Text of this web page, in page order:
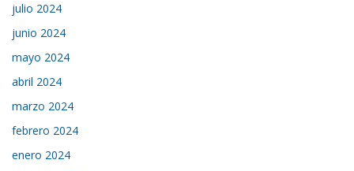
julio 2024
junio 2024
mayo 2024
abril 2024
marzo 2024
febrero 2024
enero 2024